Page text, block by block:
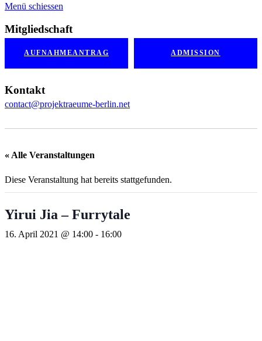
Menü schiessen
Mitgliedschaft
AUFNAHMEANTRAG ADMISSION
Kontakt
contact@projektraeume-berlin.net
« Alle Veranstaltungen
Diese Veranstaltung hat bereits stattgefunden.
Yirui Jia – Furrytale
16. April 2021 @ 14:00 - 16:00